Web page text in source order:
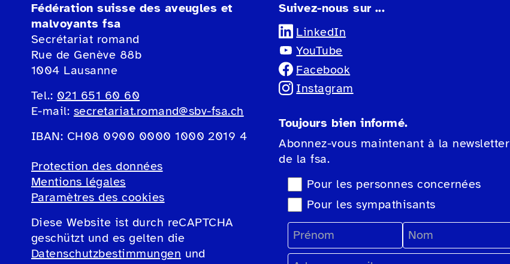
Fédération suisse des aveugles et
malvoyants fsa
Secrétariat romand
Rue de Genève 88b
1004 Lausanne
Tel.: 021 651 60 60
E-mail: secretariat.romand@sbv-fsa.ch
IBAN: CH08 0900 0000 1000 2019 4
Protection des données
Mentions légales
Paramètres des cookies
Diese Website ist durch reCAPTCHA
geschützt und es gelten die
Datenschutzbestimmungen und
Suivez-nous sur ...
LinkedIn
YouTube
Facebook
Instagram
Toujours bien informé.
Abonnez-vous maintenant à la newsletter
de la fsa.
Sélection du type de newsletter
Pour les personnes concernées
Pour les sympathisants
Prénom
Nom
Adresse e-mail